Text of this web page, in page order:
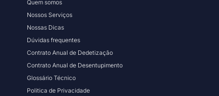
Quem somos
Nossos Serviços
Nossas Dicas
Dúvidas frequentes
Contrato Anual de Dedetização
Contrato Anual de Desentupimento
Glossário Técnico
Politica de Privacidade